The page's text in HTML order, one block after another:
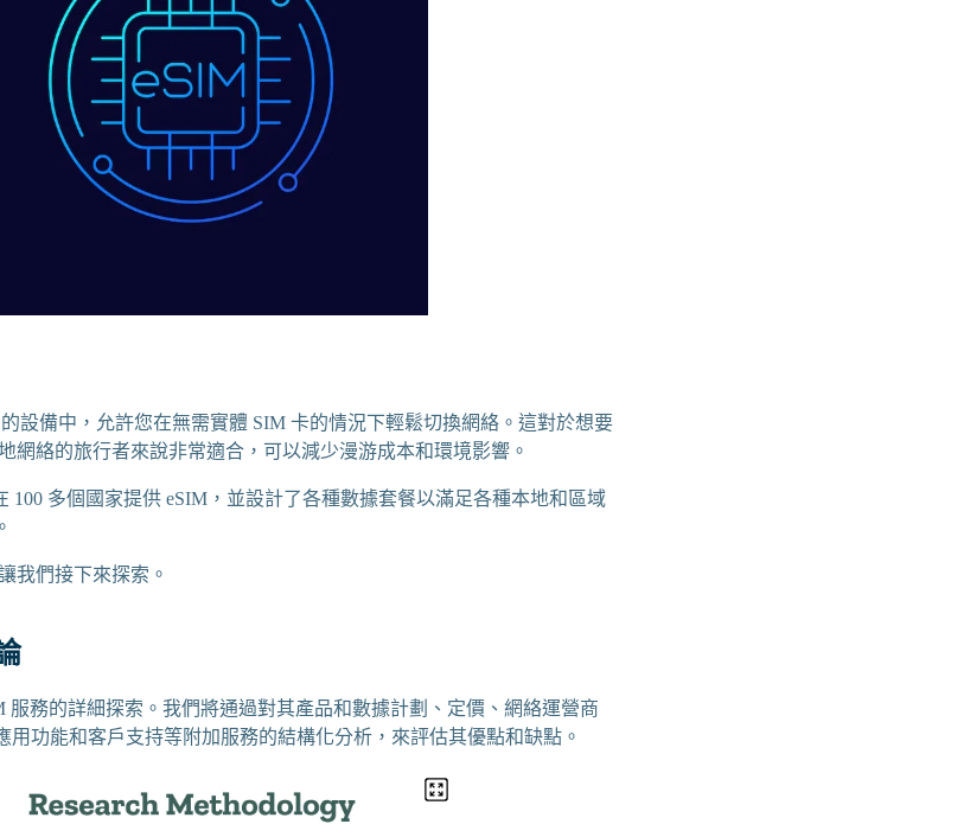
設備中，允許您在無需實體 SIM 卡的情況下輕鬆切換網絡。這對於想要
網絡的旅行者來說非常適合，可以減少漫游成本和環境影響。
100 多個國家提供 eSIM，並設計了各種數據套餐以滿足各種本地和區域
我們接下來探索。
服務的詳細探索。我們將通過對其產品和數據計劃、定價、網絡運營商
用功能和客戶支持等附加服務的結構化分析，來評估其優點和缺點。